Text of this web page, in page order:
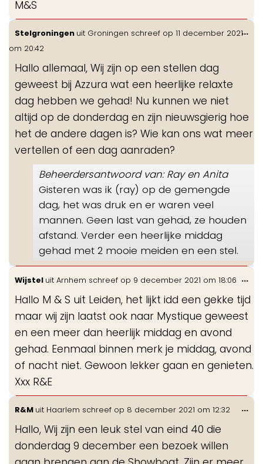
M&S
Stelgroningen uit Groningen schreef op 11 december 2021
om 20:42
Hallo allemaal, Wij zijn op een stellen dag
geweest bij Azzura wat een heerlijke relaxte
dag hebben we gehad! Nu kunnen we niet
altijd op de donderdag en zijn nieuwsgierig hoe
het de andere dagen is? Wie kan ons wat meer
vertellen of een dag aanraden?
Beheerdersantwoord van: Ray en Anita
Gisteren was ik (ray) op de gemengde
dag, het was druk en er waren veel
mannen. Geen last van gehad, ze houden
afstand. Verder een heerlijke middag
gehad met 2 mooie meiden en een stel.
...
Wijstel uit Arnhem schreef op 9 december 2021 om 18:06
Hallo M & S uit Leiden, het lijkt idd een gekke tijd
maar wij zijn laatst ook naar Mystique geweest
en een meer dan heerlijk middag en avond
gehad. Eenmaal binnen merk je middag, avond
of nacht niet. Gewoon lekker gaan en genieten.
Xxx R&E
...
R&M uit Haarlem schreef op 8 december 2021 om 12:32
Hallo, Wij zijn een leuk stel van eind 40 die
donderdag 9 december een bezoek willen
...